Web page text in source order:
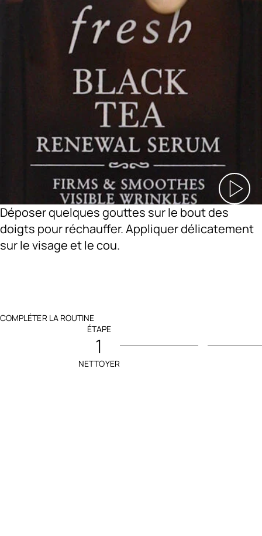
Déposer quelques gouttes sur le bout des
doigts pour réchauffer. Appliquer délicatement
sur le visage et le cou.
COMPLÉTER LA ROUTINE
ÉTAPE
1
NETTOYER